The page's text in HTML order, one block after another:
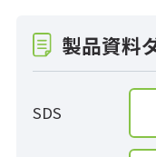
製品資料
SDS